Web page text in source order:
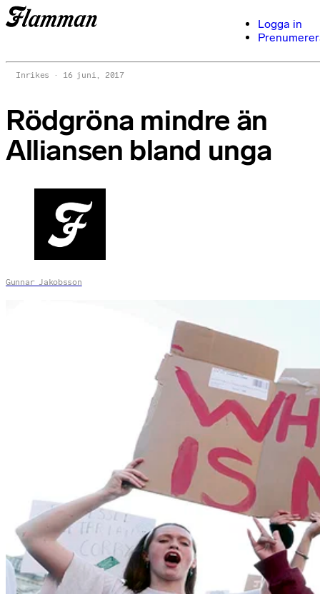
Logga in
Inrikes 16 juni, 2017
Rödgröna mindre än
Alliansen bland unga
Gunnar Jakobsson